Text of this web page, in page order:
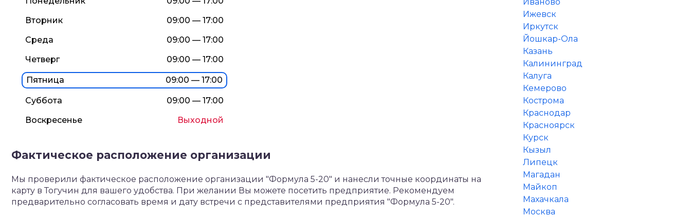
Вторник
09:00 — 17:00
Среда
09:00 — 17:00
Четверг
09:00 — 17:00
Пятница 09:00 — 17:00
Суббота
09:00 — 17:00
Воскресенье
Выходной
Фактическое расположение организации
Мы проверили фактическое расположение организации "Формула 5-20" и нанесли точные координаты на
карту в Тогучин для вашего удобства. При желании Вы можете посетить предприятие. Рекомендуем
предварительно согласовать время и дату встречи с представителями предприятия "Формула 5-20".
Ижевск
Иркутск
Йошкар-Ола
Казань
Калининград
Калуга
Кемерово
Кострома
Краснодар
Красноярск
Курск
Кызыл
Липецк
Магадан
Майкоп
Махачкала
Москва